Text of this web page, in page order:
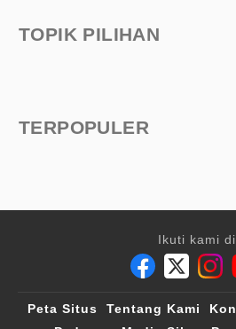
TOPIK PILIHAN
TERPOPULER
Ikuti kami
Peta Situs Tentang Kami